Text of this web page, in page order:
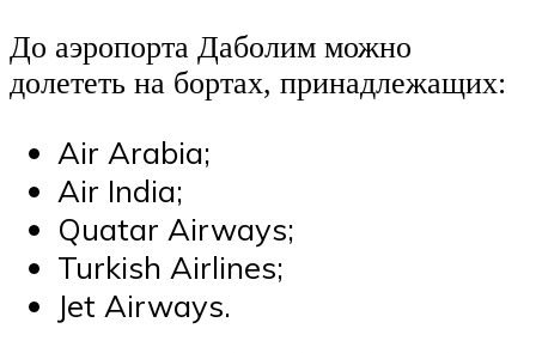
До аэропорта Даболим можно
долететь на бортах, принадлежащих:
Air Arabia;
Air India;
Quatar Airways;
Turkish Airlines;
Jet Airways.